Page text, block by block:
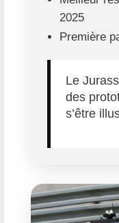
2025
Première
Le
des
s’être